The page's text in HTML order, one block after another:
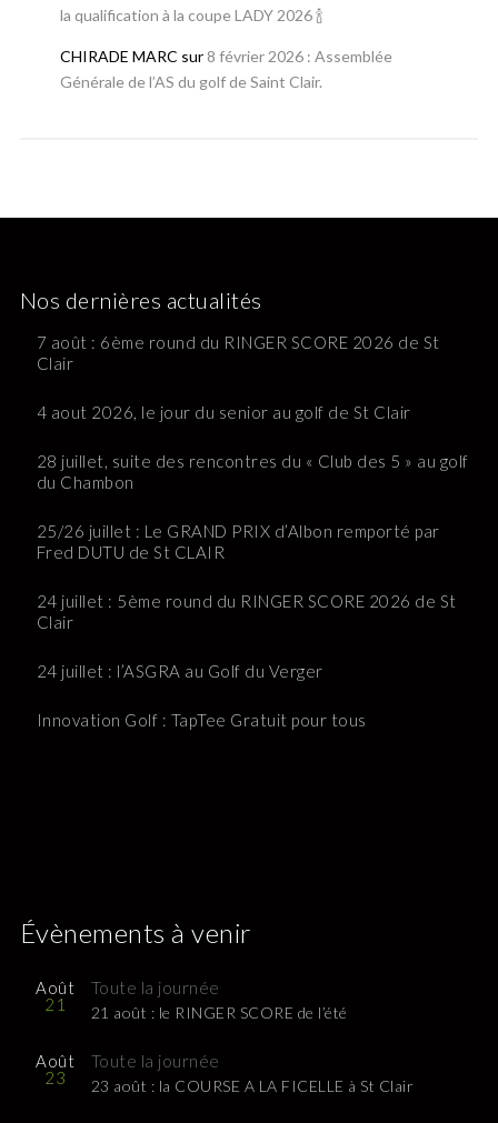
la qualification à la coupe LADY 2026 🍾
CHIRADE MARC sur 8 février 2026 : Assemblée
Générale de l’AS du golf de Saint Clair.
Nos dernières actualités
7 août : 6ème round du RINGER SCORE 2026 de St
Clair
4 aout 2026, le jour du senior au golf de St Clair
28 juillet, suite des rencontres du « Club des 5 » au golf
du Chambon
25/26 juillet : Le GRAND PRIX d’Albon remporté par
Fred DUTU de St CLAIR
24 juillet : 5ème round du RINGER SCORE 2026 de St
Clair
24 juillet : l’ASGRA au Golf du Verger
Innovation Golf : TapTee Gratuit pour tous
Évènements à venir
Août
21
Toute la journée
21 août : le RINGER SCORE de l’été
Août
23
Toute la journée
23 août : la COURSE A LA FICELLE à St Clair